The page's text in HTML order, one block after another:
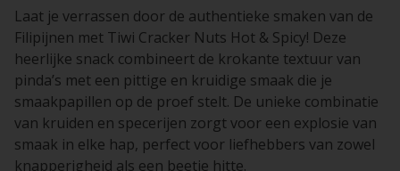
Laat je verrassen door de authentieke smaken van de
Filipijnen met Tiwi Cracker Nuts Hot & Spicy! Deze
heerlijke snack combineert de krokante textuur van
pinda’s met een pittige en kruidige smaak die je
smaakpapillen op de proef stelt. De unieke combinatie
van kruiden en specerijen zorgt voor een explosie van
smaak in elke hap, perfect voor liefhebbers van zowel
knapperigheid als een beetje hitte.